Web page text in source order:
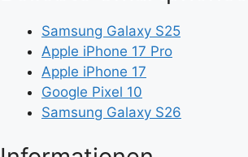
Samsung Galaxy S25
Apple iPhone 17 Pro
Apple iPhone 17
Google Pixel 10
Samsung Galaxy S26